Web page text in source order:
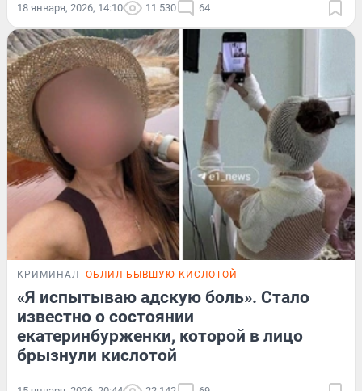
18 января, 2026, 14:10 11 530 64
КРИМИНАЛ ОБЛИЛ БЫВШУЮ КИСЛОТОЙ
«Я испытываю адскую боль». Стало
известно о состоянии
екатеринбурженки, которой в лицо
брызнули кислотой